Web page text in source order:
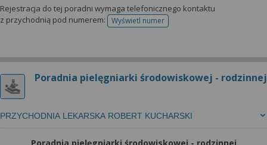
Rejestracja do tej poradni wymaga telefonicznego kontaktu
z przychodnią pod numerem:
Wyświetl numertelefonu do rejestracji
Poradnia pielęgniarki środowiskowej - rodzinnej
PRZYCHODNIA LEKARSKA ROBERT KUCHARSKI